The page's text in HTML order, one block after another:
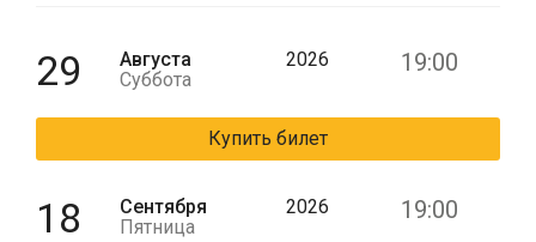
29
Августа
Суббота
2026 19:00
Купить билет
18
Сентября
Пятница
2026 19:00